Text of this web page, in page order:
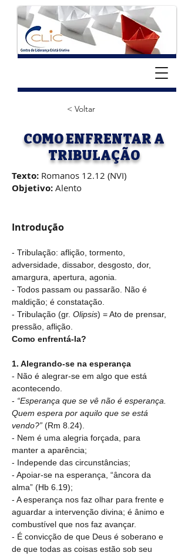
< Voltar
COMO ENFRENTAR A
TRIBULAÇÃO
Texto: Romanos 12.12 (NVI)
Objetivo: Alento
Introdução
- Tribulação: aflição, tormento,
adversidade, dissabor, desgosto, dor,
amargura, apertura, agonia.
- Todos passam ou passarão. Não é
maldição; é constatação.
- Tribulação (gr. Olipsis) = Ato de prensar,
pressão, aflição.
Como enfrentá-la?
1. Alegrando-se na esperança
- Não é alegrar-se em algo que está
acontecendo.
- “Esperança que se vê não é esperança.
Quem espera por aquilo que se está
vendo?” (Rm 8.24).
- Nem é uma alegria forçada, para
manter a aparência;
- Independe das circunstâncias;
- Apoiar-se na esperança, “âncora da
alma” (Hb 6.19);
- A esperança nos faz olhar para frente e
aguardar a intervenção divina; é ânimo e
combustível que nos faz avançar.
- É convicção de que Deus é soberano e
de que todas as coisas estão sob seu